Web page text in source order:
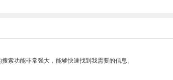
索功能非常强大，能够快速找到我需要的信息。